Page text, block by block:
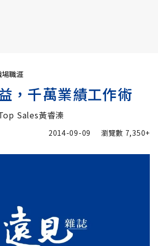
場職涯
，千萬業績工作術
Sales黃睿溱
2014-09-09 瀏覽數 7,350+